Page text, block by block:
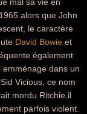
alors que John
le caractère
David Bowie et
également
dans un
Vicious, ce nom
mordu Ritchie,il
parfois violent.